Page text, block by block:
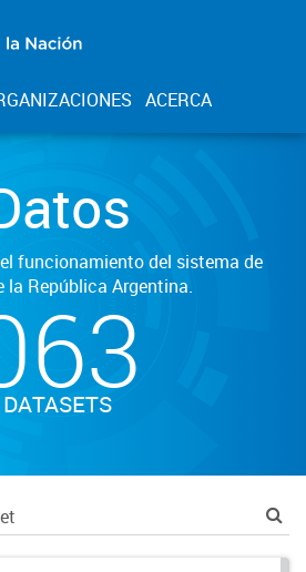
ACERCA
funcionamiento del sistema de
la República Argentina.
DATASETS